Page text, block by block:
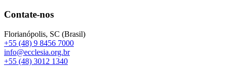
Contate-nos
Florianópolis, SC (Brasil)
+55 (48) 9 8456 7000
info@ecclesia.org.br
+55 (48) 3012 1340